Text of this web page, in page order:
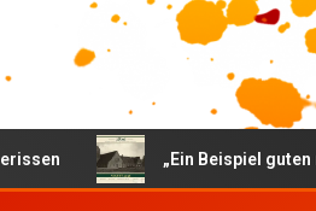
„Ein Beispiel guten